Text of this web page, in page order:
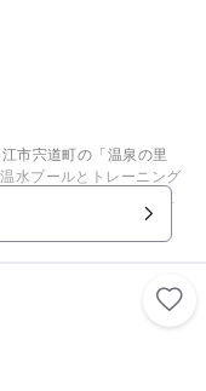
市宍道町の「温泉の里
水プールとトレーニング
のほか、ぞうさんのす
やすいです。 全身の
きるロビーがあり、親子
象とした水泳教室も実施
ーするのに最適です。